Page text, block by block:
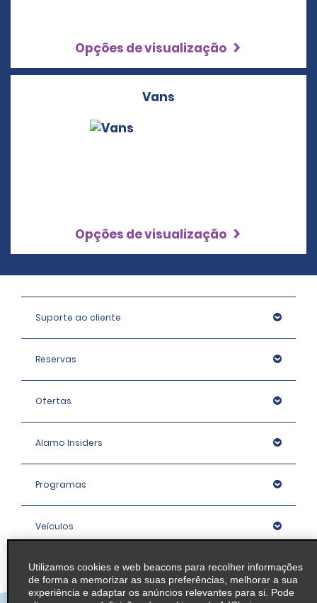
Opções de visualização
Vans
Opções de visualização
Suporte ao cliente
Reservas
Ofertas
Alamo Insiders
Programas
Veículos
Agências
Utilizamos cookies e web beacons para recolher informações
de forma a memorizar as suas preferências, melhorar a sua
experiência e adaptar os anúncios relevantes para si. Pode